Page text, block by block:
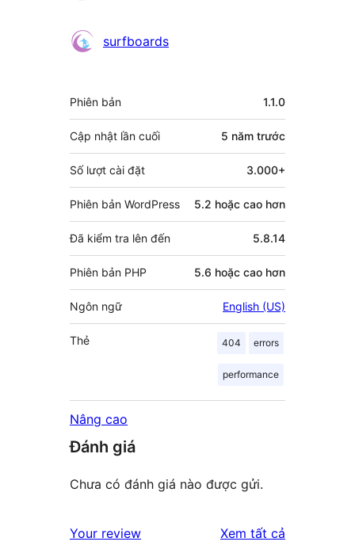
đóng
góp
surfboards
Meta
Phiên bản 1.1.0
Cập nhật lần cuối 5 năm trước
Số lượt cài đặt 3.000+
Phiên bản WordPress 5.2 hoặc cao hơn
Đã kiểm tra lên đến 5.8.14
Phiên bản PHP 5.6 hoặc cao hơn
Ngôn ngữ English (US)
Thẻ 404 errors
performance
Nâng cao
Đánh giá
Chưa có đánh giá nào được gửi.
Your review Xem tất cả